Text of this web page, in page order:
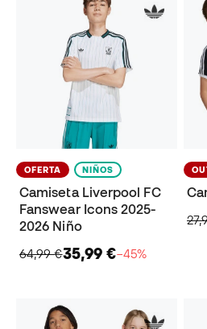
OFERTA NIÑOS
Camiseta Liverpool FC
Fanswear Icons 2025-
2026 Niño
64,99 €35,99 €−45%